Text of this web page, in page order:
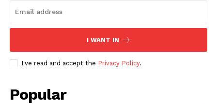
I WANT IN
I've read and accept the Privacy Policy.
Popular